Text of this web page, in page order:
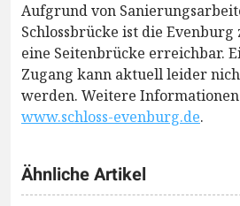
Aufgrund von
Schlossbrücke ist die
eine Seitenbrücke erreichbar.
Zugang kann aktuell leider
werden. Weitere
www.schloss-evenburg.de.
Ähnliche Artikel